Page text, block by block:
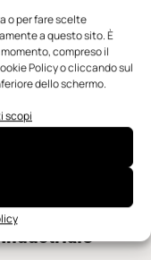
o per fare scelte
a questo sito. È
compreso il
Policy o cliccando sul
dello schermo.
scopi
sensori per i
una pinza all’altra